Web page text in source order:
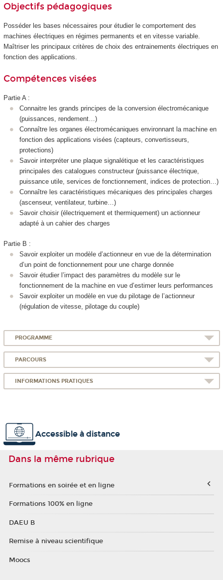
Objectifs pédagogiques
Posséder les bases nécessaires pour étudier le comportement des
machines électriques en régimes permanents et en vitesse variable.
Maîtriser les principaux critères de choix des entrainements électriques en
fonction des applications.
Compétences visées
Partie A :
Connaitre les grands principes de la conversion électromécanique
(puissances, rendement…)
Connaître les organes électromécaniques environnant la machine en
fonction des applications visées (capteurs, convertisseurs,
protections)
Savoir interpréter une plaque signalétique et les caractéristiques
principales des catalogues constructeur (puissance électrique,
puissance utile, services de fonctionnement, indices de protection…)
Connaître les caractéristiques mécaniques des principales charges
(ascenseur, ventilateur, turbine…)
Savoir choisir (électriquement et thermiquement) un actionneur
adapté à un cahier des charges
Partie B :
Savoir exploiter un modèle d’actionneur en vue de la détermination
d’un point de fonctionnement pour une charge donnée
Savoir étudier l’impact des paramètres du modèle sur le
fonctionnement de la machine en vue d’estimer leurs performances
Savoir exploiter un modèle en vue du pilotage de l’actionneur
(régulation de vitesse, pilotage du couple)
PROGRAMME
PARCOURS
INFORMATIONS PRATIQUES
Accessible à distance
Dans la même rubrique
Formations en soirée et en ligne
Formations 100% en ligne
DAEU B
Remise à niveau scientifique
Moocs